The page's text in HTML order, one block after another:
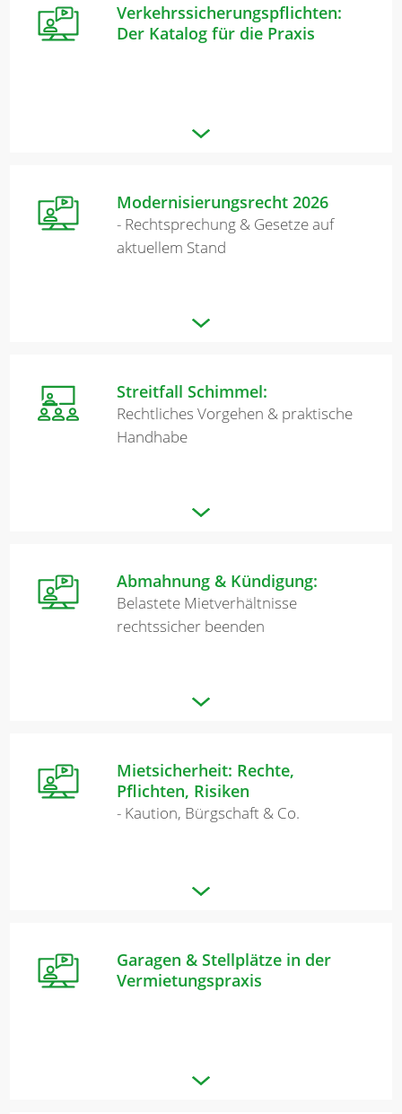
Verkehrssicherungspflichten:
Der Katalog für die Praxis
Modernisierungsrecht 2026
- Rechtsprechung & Gesetze auf
aktuellem Stand
Streitfall Schimmel:
Rechtliches Vorgehen & praktische
Handhabe
Abmahnung & Kündigung:
Belastete Mietverhältnisse
rechtssicher beenden
Mietsicherheit: Rechte,
Pflichten, Risiken
- Kaution, Bürgschaft & Co.
Garagen & Stellplätze in der
Vermietungspraxis